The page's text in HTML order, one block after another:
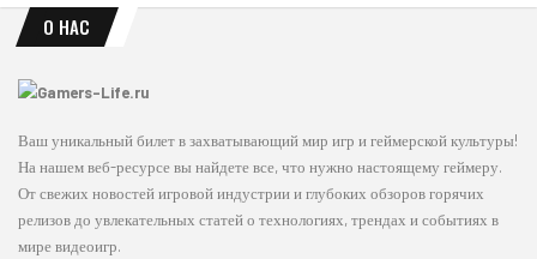
О НАС
Ваш уникальный билет в захватывающий мир игр и геймерской культуры!
На нашем веб-ресурсе вы найдете все, что нужно настоящему геймеру.
От свежих новостей игровой индустрии и глубоких обзоров горячих
релизов до увлекательных статей о технологиях, трендах и событиях в
мире видеоигр.